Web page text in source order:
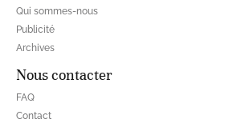
Qui sommes-nous
Publicité
Archives
Nous contacter
FAQ
Contact